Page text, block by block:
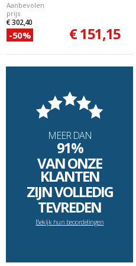
Aanbevolen
prijs
€ 302,40
-50% € 151,15
MEER DAN
91%
VAN ONZE
KLANTEN
ZIJN VOLLEDIG
TEVREDEN
Bekijk hun beoordelingen